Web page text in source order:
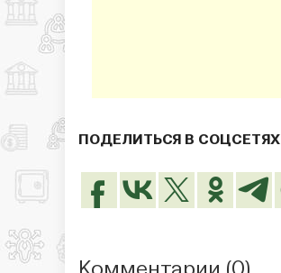
ПОДЕЛИТЬСЯ В СОЦСЕТЯХ